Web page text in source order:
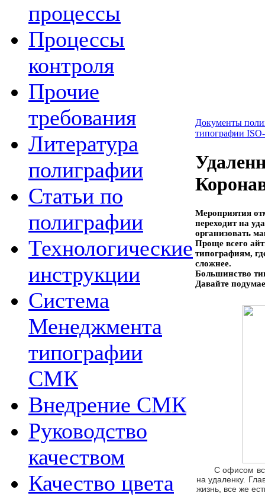
процессы
Процессы
контроля
Прочие
требования
Литература
полиграфии
Статьи по
полиграфии
Технологические
инструкции
Система
Менеджмента
типографии
СМК
Внедрение СМК
Руководство
качеством
Качество цвета
Документы
типографии
Мероприятия
переходит на
организовать
Проще всего
типографиям,
сложнее.
Большинство
Давайте
С офисом
на удаленку.
жизнь, все же